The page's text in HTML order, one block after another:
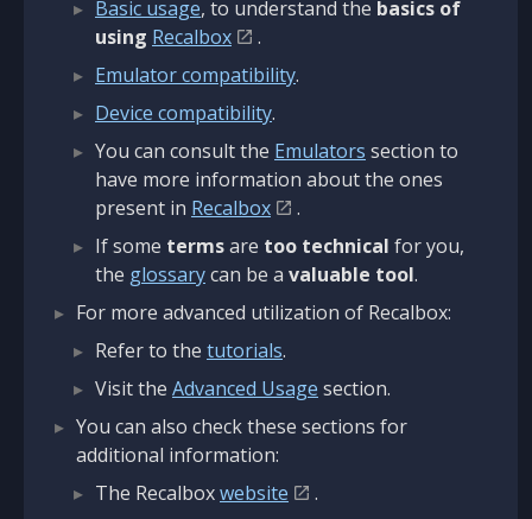
Basic usage, to understand the basics of
using Recalbox
.
Emulator compatibility.
Device compatibility.
You can consult the Emulators section to
have more information about the ones
present in Recalbox
.
If some termsare too technical for you,
the glossarycan be a valuable tool.
For more advanced utilization of Recalbox:
Refer to the tutorials.
Visit the Advanced Usage section.
You can also check these sections for
additional information:
The Recalboxwebsite
.